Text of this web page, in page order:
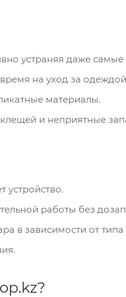
устраняя даже самые
на уход за
материалы.
и неприятные
устройство.
работы без
в зависимости от типа